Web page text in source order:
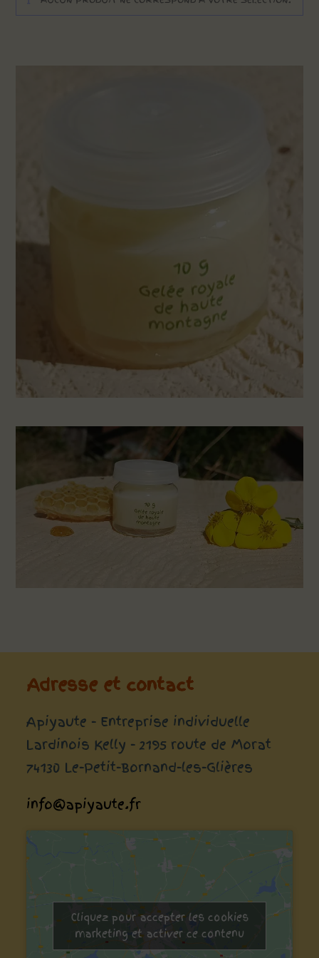
Adresse et contact
Apiyaute - Entreprise individuelle
Lardinois Kelly - 2195 route de Morat
74130 Le-Petit-Bornand-les-Glières
info@apiyaute.fr
Cliquez pour accepter les cookies
marketing et activer ce contenu